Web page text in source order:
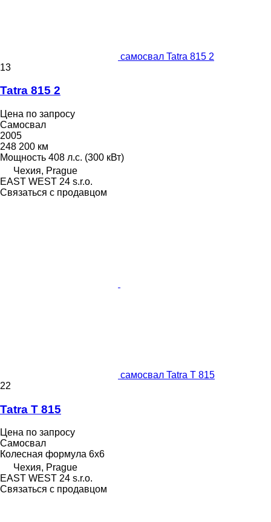
самосвал Tatra 815 2
13
Tatra 815 2
Цена по запросу
Самосвал
2005
248 200 км
Мощность 408 л.с. (300 кВт)
Чехия, Prague
EAST WEST 24 s.r.o.
Связаться с продавцом
самосвал Tatra T 815
22
Tatra T 815
Цена по запросу
Самосвал
Колесная формула 6x6
Чехия, Prague
EAST WEST 24 s.r.o.
Связаться с продавцом